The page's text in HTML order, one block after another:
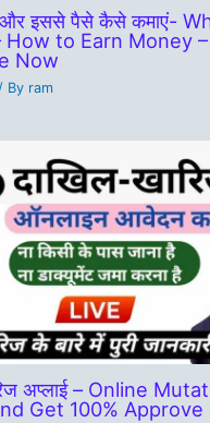
और इससे पैसे कैसे कमाएं-
How to Earn Money
Now
/ By ram
अप्लाई – Online
Get 100% Approve